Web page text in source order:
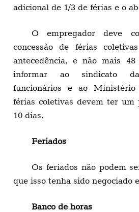
adicional de 1/3 de férias e o
O empregador deve
concessão de férias
antecedência, e não mais
informar ao sindicato
funcionários e ao
férias coletivas devem ter um
10 dias.
Feriados
Os feriados não podem
que isso tenha sido negociado
Banco de horas